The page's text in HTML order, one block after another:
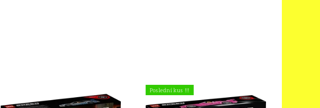
Poslední kus !!!